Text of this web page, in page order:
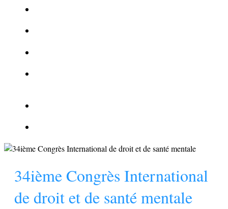
34ième Congrès International
de droit et de santé mentale